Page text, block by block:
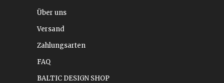
Über uns
Versand
Zahlungsarten
FAQ
BALTIC DESIGN SHOP